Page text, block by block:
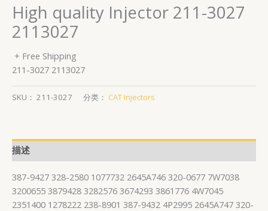
High quality Injector 211-3027
2113027
+ Free Shipping
211-3027 2113027
SKU： 211-3027 分类： CAT Injectors
描述
387-9427 328-2580 1077732 2645A746 320-0677 7W7038
3200655 3879428 3282576 3674293 3861776 4W7045
2351400 1278222 238-8901 387-9432 4P2995 2645A747 320-